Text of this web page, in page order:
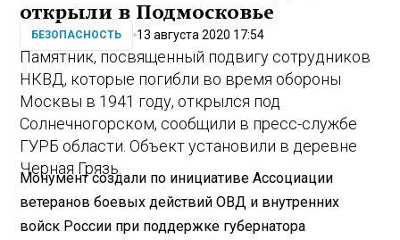
открыли в Подмосковье
БЕЗОПАСНОСТЬ 13 августа 2020 17:54
Памятник, посвященный подвигу сотрудников
НКВД, которые погибли во время обороны
Москвы в 1941 году, открылся под
Солнечногорском, сообщили в пресс-службе
ГУРБ области. Объект установили в деревне
Черная Грязь.
Монумент создали по инициативе Ассоциации
ветеранов боевых действий ОВД и внутренних
войск России при поддержке губернатора